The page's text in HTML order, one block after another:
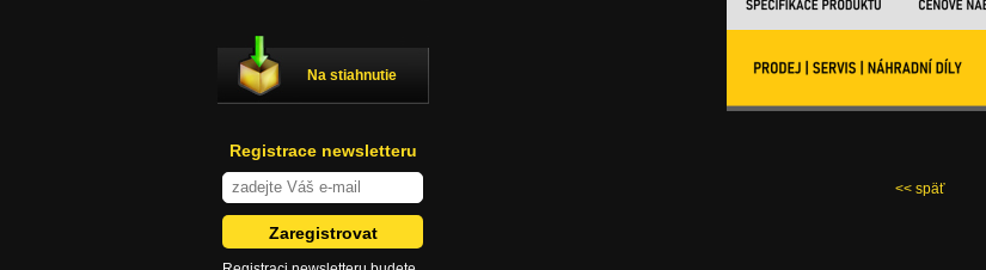
<< späť
Na stiahnutie
Registrace newsletteru